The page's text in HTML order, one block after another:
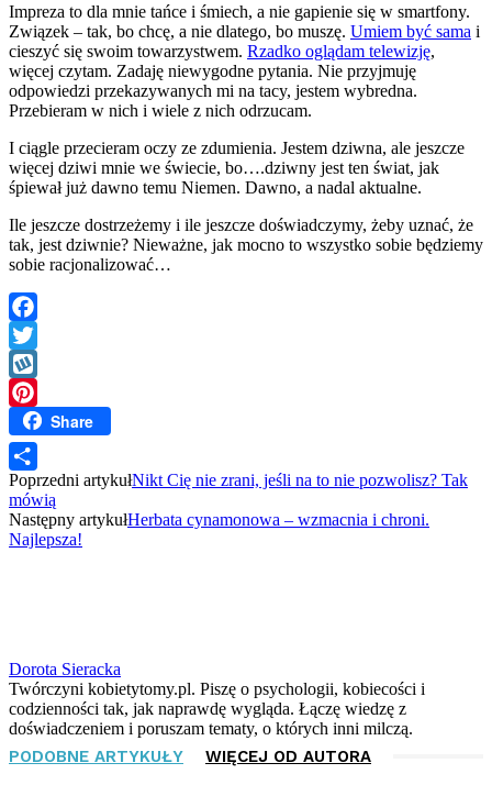
Impreza to dla mnie tańce i śmiech, a nie gapienie się w smartfony.
Związek – tak, bo chcę, a nie dlatego, bo muszę. Umiem być sama i
cieszyć się swoim towarzystwem. Rzadko oglądam telewizję,
więcej czytam. Zadaję niewygodne pytania. Nie przyjmuję
odpowiedzi przekazywanych mi na tacy, jestem wybredna.
Przebieram w nich i wiele z nich odrzucam.
I ciągle przecieram oczy ze zdumienia. Jestem dziwna, ale jeszcze
więcej dziwi mnie we świecie, bo….dziwny jest ten świat, jak
śpiewał już dawno temu Niemen. Dawno, a nadal aktualne.
Ile jeszcze dostrzeżemy i ile jeszcze doświadczymy, żeby uznać, że
tak, jest dziwnie? Nieważne, jak mocno to wszystko sobie będziemy
sobie racjonalizować…
Facebook
Twitter
Wykop
PinterestShare
Share
Poprzedni artykułNikt Cię nie zrani, jeśli na to nie pozwolisz? Tak
mówią
Następny artykułHerbata cynamonowa – wzmacnia i chroni.
Najlepsza!
Dorota Sieracka
Twórczyni kobietytomy.pl. Piszę o psychologii, kobiecości i
codzienności tak, jak naprawdę wygląda. Łączę wiedzę z
doświadczeniem i poruszam tematy, o których inni milczą.
PODOBNE ARTYKUŁY WIĘCEJ OD AUTORA